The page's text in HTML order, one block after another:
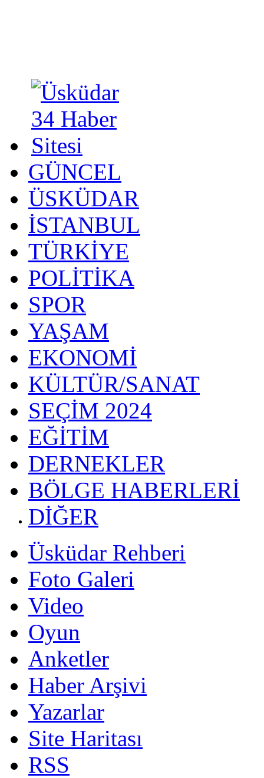
GÜNCEL
ÜSKÜDAR
İSTANBUL
TÜRKİYE
POLİTİKA
SPOR
YAŞAM
EKONOMİ
KÜLTÜR/SANAT
SEÇİM 2024
EĞİTİM
DERNEKLER
BÖLGE HABERLERİ
DİĞER
Üsküdar Rehberi
Foto Galeri
Video
Oyun
Anketler
Haber Arşivi
Yazarlar
Site Haritası
RSS